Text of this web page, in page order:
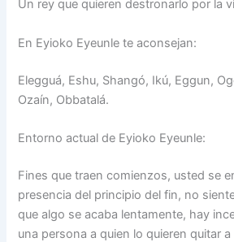
Un rey que quieren destronarlo por la
En Eyioko Eyeunle te aconsejan:
Elegguá, Eshu, Shangó, Ikú, Eggun,
Ozaín, Obbatalá.
Entorno actual de Eyioko Eyeunle:
Fines que traen comienzos, usted se
presencia del principio del fin, no
que algo se acaba lentamente, hay
una persona a quien lo quieren quitar